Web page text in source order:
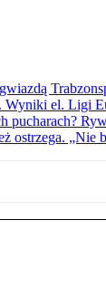
Wyniki el. Ligi
pucharach?
ostrzega. „Nie